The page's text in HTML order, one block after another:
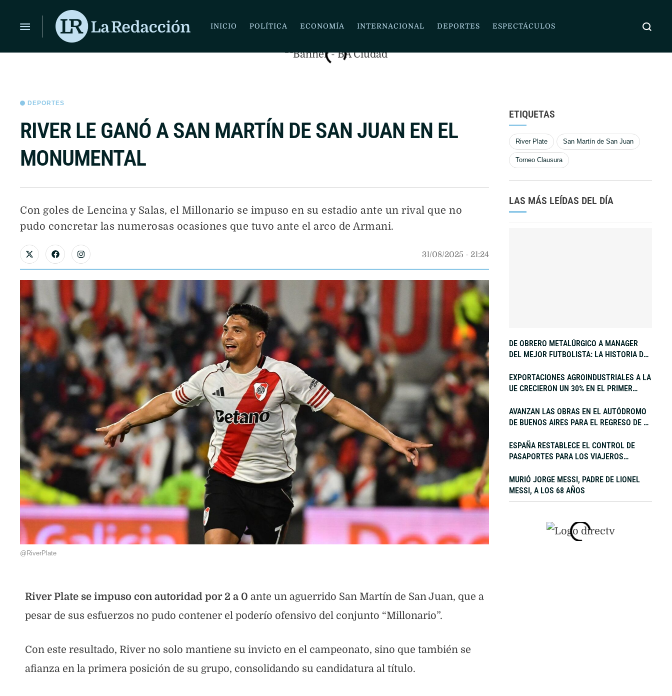
INICIO POLÍTICA ECONOMÍA INTERNACIONAL DEPORTES ESPECTÁCULOS
ÚLTIMAS NOTICIAS
DEPORTES
RIVER LE GANÓ A SAN MARTÍN DE SAN JUAN EN EL
MONUMENTAL
Con goles de Lencina y Salas, el Millonario se impuso en su estadio ante un rival que no
pudo concretar las numerosas ocasiones que tuvo ante el arco de Armani.
31/08/2025 - 21:24
@RiverPlate
River Plate se impuso con autoridad por 2 a 0 ante un aguerrido San Martín de San Juan, que a
pesar de sus esfuerzos no pudo contener el poderío ofensivo del conjunto “Millonario”.
Con este resultado, River no solo mantiene su invicto en el campeonato, sino que también se
afianza en la primera posición de su grupo, consolidando su candidatura al título.
ETIQUETAS
River Plate San Martín de San Juan
Torneo Clausura
LAS MÁS LEÍDAS DEL DÍA
DE OBRERO METALÚRGICO A MANAGER
DEL MEJOR FUTBOLISTA: LA HISTORIA DE
EXPORTACIONES AGROINDUSTRIALES A LA
UE CRECIERON UN 30% EN EL PRIMER
AVANZAN LAS OBRAS EN EL AUTÓDROMO
DE BUENOS AIRES PARA EL REGRESO DE LA
ESPAÑA RESTABLECE EL CONTROL DE
PASAPORTES PARA LOS VIAJEROS
MURIÓ JORGE MESSI, PADRE DE LIONEL
MESSI, A LOS 68 AÑOS